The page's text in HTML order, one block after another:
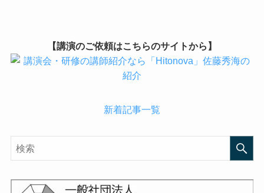
【講演のご依頼はこちらのサイトから】
新着記事一覧